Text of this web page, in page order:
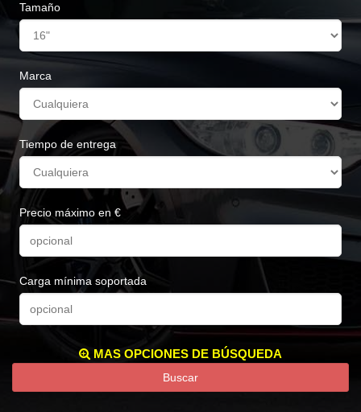
Tamaño
Marca
Tiempo de entrega
Precio máximo en €
Carga mínima soportada
MAS OPCIONES DE BÚSQUEDA
Buscar